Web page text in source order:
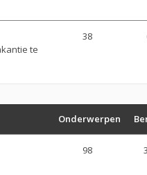
te
38
Onderwerpen
98